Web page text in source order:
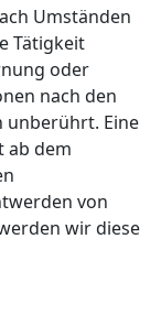
Umständen
Tätigkeit
oder
nach den
unberührt. Eine
ab dem
von
wir diese